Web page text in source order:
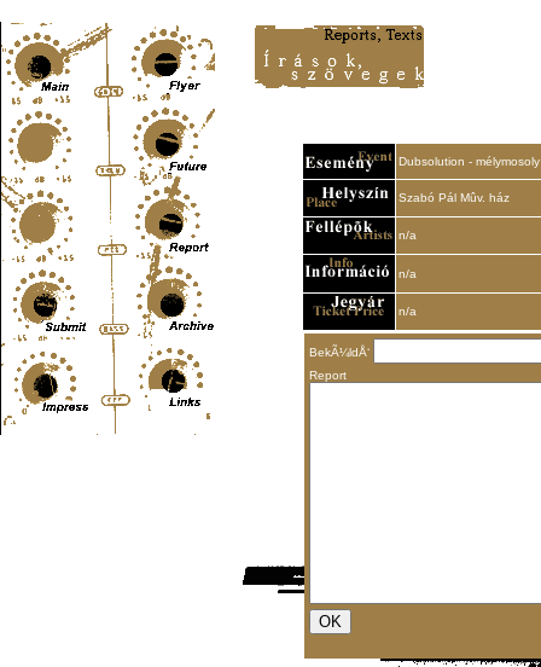
Dubsolution - mélymosoly
Szabó Pál Mûv. ház
n/a
n/a
n/a
BekÃ¼ldÅ‘
Report